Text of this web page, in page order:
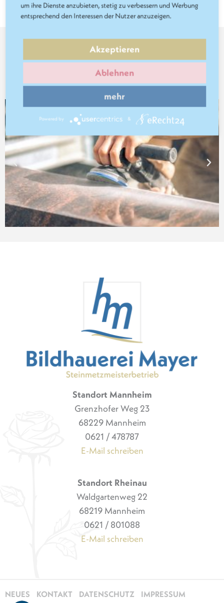
Folgen Sie uns
aufPinterest
Standort Mannheim
Grenzhofer Weg 23
68229 Mannheim
0621 / 478787
E-Mail schreiben
Standort Rheinau
Waldgartenweg 22
68219 Mannheim
0621 / 801088
E-Mail schreiben
NEUES KONTAKT DATENSCHUTZ IMPRESSUM
um ihre Dienste anzubieten, stetig zu verbessern und Werbung
entsprechend den Interessen der Nutzer anzuzeigen.
Akzeptieren
Ablehnen
mehr
Powered by &